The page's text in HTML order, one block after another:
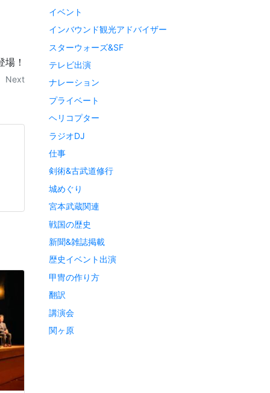
！
Next
イベント
インバウンド観光アドバイザー
スターウォーズ&SF
テレビ出演
ナレーション
プライベート
ヘリコプター
ラジオDJ
仕事
剣術&古武道修行
城めぐり
宮本武蔵関連
戦国の歴史
新聞&雑誌掲載
歴史イベント出演
甲冑の作り方
翻訳
講演会
関ヶ原